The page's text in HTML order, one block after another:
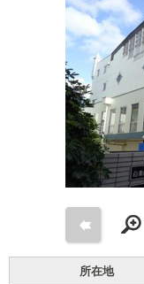
所在地